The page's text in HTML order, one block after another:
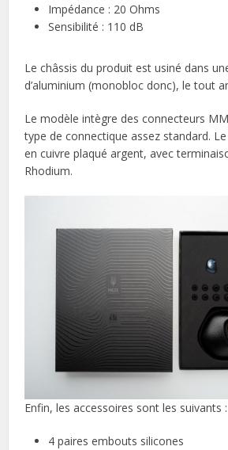
Impédance : 20 Ohms
Sensibilité : 110 dB
Le châssis du produit est usiné dans
d’aluminium (monobloc donc), le tout
Le modèle intègre des connecteurs
type de connectique assez standard.
en cuivre plaqué argent, avec
Rhodium.
Enfin, les accessoires sont les suivants :
4 paires embouts silicones